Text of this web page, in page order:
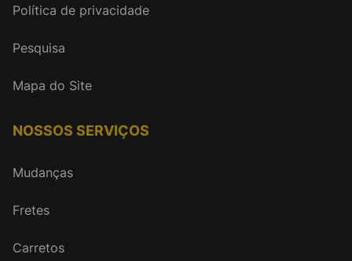
Política de privacidade
Pesquisa
Mapa do Site
NOSSOS SERVIÇOS
Mudanças
Fretes
Carretos